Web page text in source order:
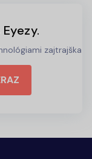
zajtrajška